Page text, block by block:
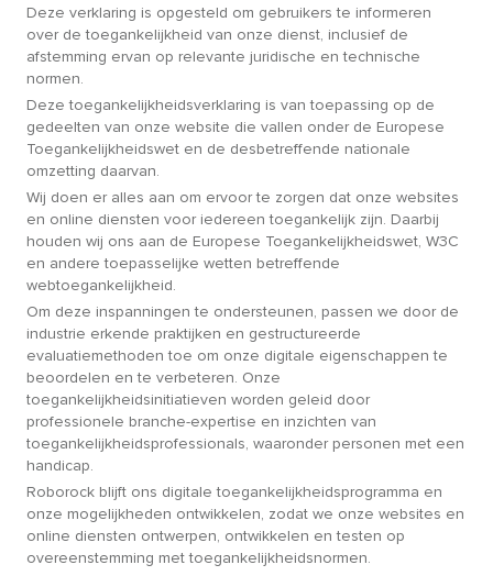
Deze verklaring is opgesteld om gebruikers te informeren
over de toegankelijkheid van onze dienst, inclusief de
afstemming ervan op relevante juridische en technische
normen.
Deze toegankelijkheidsverklaring is van toepassing op de
gedeelten van onze website die vallen onder de Europese
Toegankelijkheidswet en de desbetreffende nationale
omzetting daarvan.
Wij doen er alles aan om ervoor te zorgen dat onze websites
en online diensten voor iedereen toegankelijk zijn. Daarbij
houden wij ons aan de Europese Toegankelijkheidswet, W3C
en andere toepasselijke wetten betreffende
webtoegankelijkheid.
Om deze inspanningen te ondersteunen, passen we door de
industrie erkende praktijken en gestructureerde
evaluatiemethoden toe om onze digitale eigenschappen te
beoordelen en te verbeteren. Onze
toegankelijkheidsinitiatieven worden geleid door
professionele branche-expertise en inzichten van
toegankelijkheidsprofessionals, waaronder personen met een
handicap.
Roborock blijft ons digitale toegankelijkheidsprogramma en
onze mogelijkheden ontwikkelen, zodat we onze websites en
online diensten ontwerpen, ontwikkelen en testen op
overeenstemming met toegankelijkheidsnormen.